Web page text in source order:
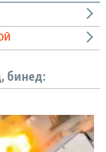
бинед: